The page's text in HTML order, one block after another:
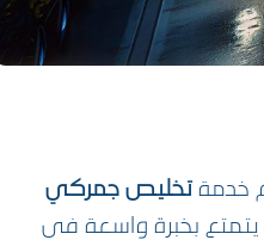
خدمةتخليص جمركي
يتمتع بخبرة واسعة في